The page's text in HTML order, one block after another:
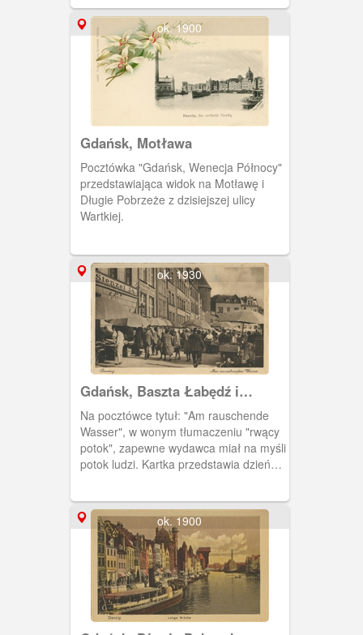
ok. 1900
Gdańsk, Motława
Pocztówka "Gdańsk, Wenecja Północy"
przedstawiająca widok na Motławę i
Długie Pobrzeże z dzisiejszej ulicy
Wartkiej.
ok. 1930
Gdańsk, Baszta Łabędź i
Rybackie Pobrzeże
Na pocztówce tytuł: "Am rauschende
Wasser", w wonym tłumaczeniu "rwący
potok", zapewne wydawca miał na myśli
potok ludzi. Kartka przedstawia dzień
ok. 1900